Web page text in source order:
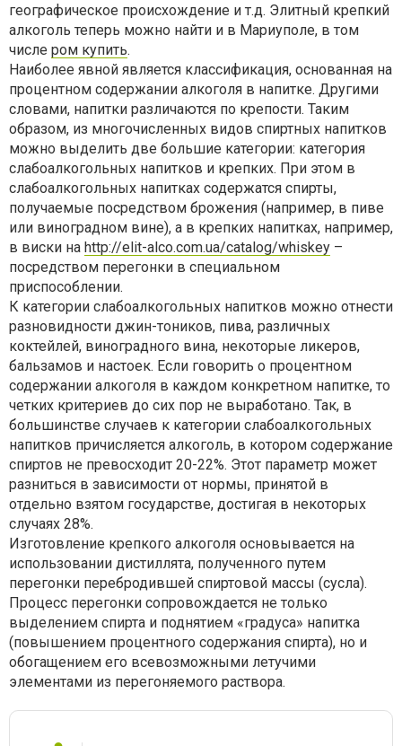
географическое происхождение и т.д. Элитный крепкий
алкоголь теперь можно найти и в Мариуполе, в том
числе ром купить.
Наиболее явной является классификация, основанная на
процентном содержании алкоголя в напитке. Другими
словами, напитки различаются по крепости. Таким
образом, из многочисленных видов спиртных напитков
можно выделить две большие категории: категория
слабоалкогольных напитков и крепких. При этом в
слабоалкогольных напитках содержатся спирты,
получаемые посредством брожения (например, в пиве
или виноградном вине), а в крепких напитках, например,
в виски на http://elit-alco.com.ua/catalog/whiskey –
посредством перегонки в специальном
приспособлении.
К категории слабоалкогольных напитков можно отнести
разновидности джин-тоников, пива, различных
коктейлей, виноградного вина, некоторые ликеров,
бальзамов и настоек. Если говорить о процентном
содержании алкоголя в каждом конкретном напитке, то
четких критериев до сих пор не выработано. Так, в
большинстве случаев к категории слабоалкогольных
напитков причисляется алкоголь, в котором содержание
спиртов не превосходит 20-22%. Этот параметр может
разниться в зависимости от нормы, принятой в
отдельно взятом государстве, достигая в некоторых
случаях 28%.
Изготовление крепкого алкоголя основывается на
использовании дистиллята, полученного путем
перегонки перебродившей спиртовой массы (сусла).
Процесс перегонки сопровождается не только
выделением спирта и поднятием «градуса» напитка
(повышением процентного содержания спирта), но и
обогащением его всевозможными летучими
элементами из перегоняемого раствора.